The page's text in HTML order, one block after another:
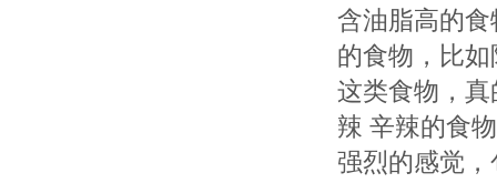
含油脂高的
的食物，比
这类食物，
辣 辛辣的食
强烈的感觉